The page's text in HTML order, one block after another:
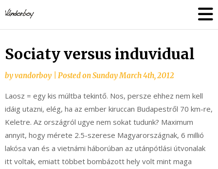
to
content
Sociaty versus induvidual
byvandorboy Posted onSunday March 4th, 2012
Laosz = egy kis múltba tekintő. Nos, persze ehhez nem kell
idáig utazni, elég, ha az ember kiruccan Budapestről 70 km-re,
Keletre. Az országról ugye nem sokat tudunk? Maximum
annyit, hogy mérete 2.5-szerese Magyarországnak, 6 millió
lakósa van és a vietnámi háborúban az utánpótlási útvonalak
itt voltak, emiatt többet bombázott hely volt mint maga